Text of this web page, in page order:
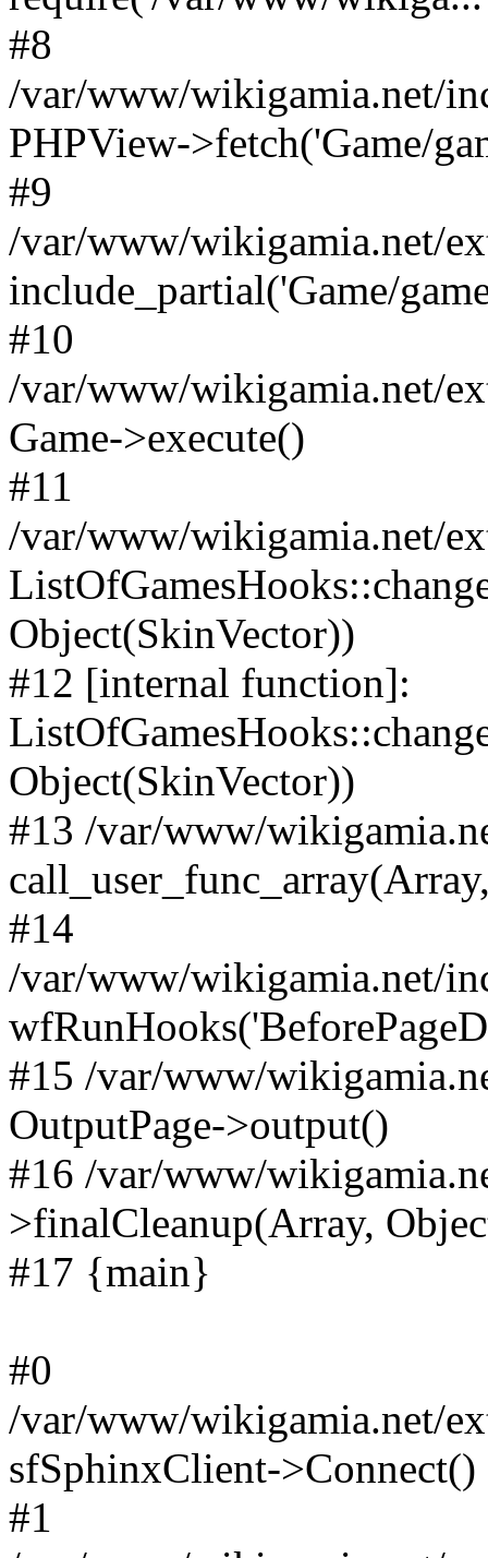
#8
/var/www/wikigamia.net/
PHPView->fetch('Game/
#9
/var/www/wikigamia.net/
include_partial('Game/
#10
/var/www/wikigamia.net/
Game->execute()
#11
/var/www/wikigamia.net/
Object(SkinVector))
#12 [internal function]:
Object(SkinVector))
#13 /var/www/
#14
/var/www/wikigamia.net/
#15 /var/www/
OutputPage->output()
#16 /var/www/
>finalCleanup(Array,
#17 {main}
#0
/var/www/wikigamia.net/
sfSphinxClient->Connect()
#1